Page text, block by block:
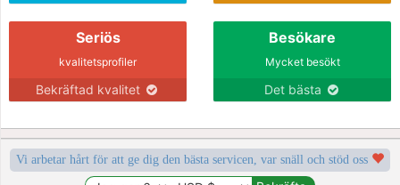
Seriös
kvalitetsprofiler
Bekräftad kvalitet
Besökare
Mycket besökt
Det bästa
Vi arbetar hårt för att ge dig den bästa servicen, var snäll och stöd oss